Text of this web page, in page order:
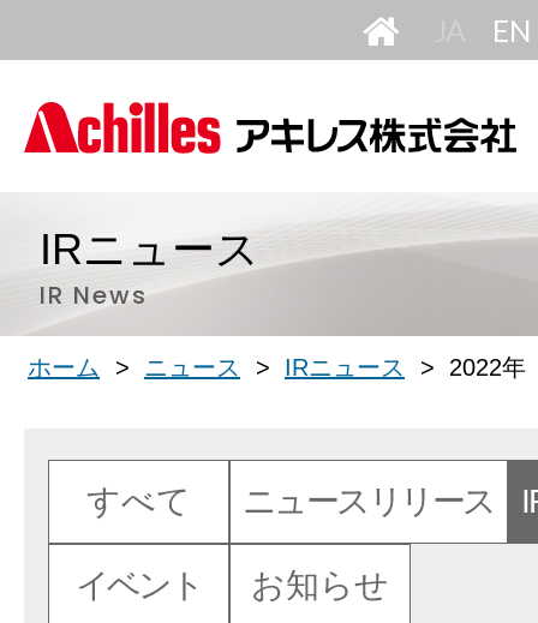
本
語
IRニュース
IR News
ホーム ニュース IRニュース 2022年
すべて ニュースリリース
イベント お知らせ